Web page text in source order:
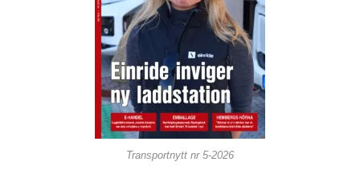
Transportnytt nr 5-2026